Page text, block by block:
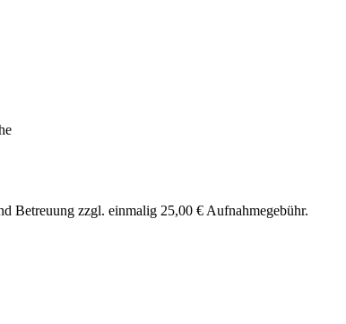
Betreuung zzgl. einmalig 25,00 € Aufnahmegebühr.